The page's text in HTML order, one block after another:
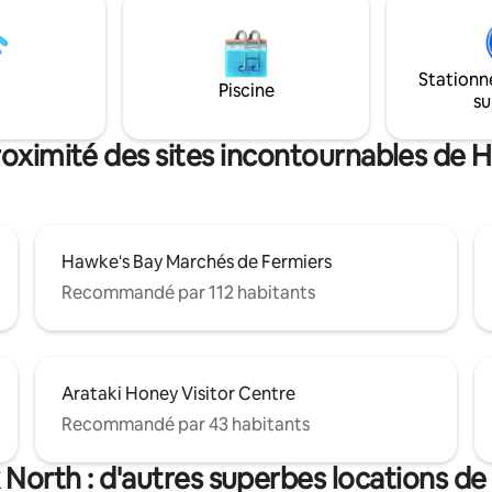
À quelques minutes en
pistes cyclables, des
viticoles, des lieux de pêche à
des plages. Nous offrons un
pour les adultes. Notre politique
ne pas accueillir les enfants de
10 ans. Par égard pour nos voisins, nous
avons une politique de calme à
Piscine
des sites incontournables de
Hawke's Bay Marchés de Fermiers
Recommandé par 112 habitants
Arataki Honey Visitor Centre
Recommandé par 43 habitants
: d'autres superbes locations